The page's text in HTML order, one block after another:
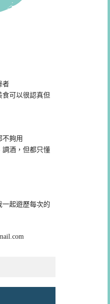
者
可以很認真但
不夠用
調酒，但都只懂
起遊歷每次的